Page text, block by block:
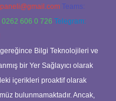
Teams:
0262 606 0 726 Telegram:
Bilgi Teknolojileri ve
bir Yer Sağlayıcı olarak
içerikleri proaktif olarak
bulunmamaktadır. Ancak,